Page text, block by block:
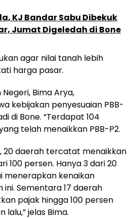
KJ Bandar Sabu Dibekuk
Jumat Digeledah di Bone
agar nilai tanah lebih
harga pasar.
Bima Arya,
kebijakan penyesuaian PBB-
di Bone. “Terdapat 104
telah menaikkan PBB-P2.
20 daerah tercatat menaikkan
100 persen. Hanya 3 dari 20
menerapkan kenaikan
Sementara 17 daerah
pajak hingga 100 persen
lalu,” jelas Bima.